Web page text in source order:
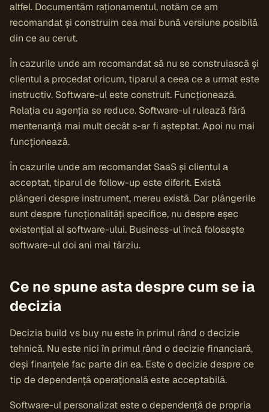
altfel. Documentăm raționamentul, notăm ce am
recomandat și construim cea mai bună versiune posibilă
din ce au cerut.
În cazurile unde am recomandat să nu se construiască și
clientul a procedat oricum, tiparul a ceea ce a urmat este
instructiv. Software-ul este construit. Funcționează.
Relația cu agenția se reduce. Software-ul rulează fără
mentenanță mai mult decât s-ar fi așteptat. Apoi nu mai
funcționează.
În cazurile unde am recomandat SaaS și clientul a
acceptat, tiparul de follow-up este diferit. Există
plângeri despre instrument, mereu există. Dar plângerile
sunt despre funcționalități specifice, nu despre eșec
existențial al software-ului. Business-ul încă folosește
software-ul doi ani mai târziu.
Ce ne spune asta despre cum se ia
decizia
Decizia build vs buy nu este în primul rând o decizie
tehnică. Nu este nici în primul rând o decizie financiară,
deși finanțele fac parte din ea. Este o decizie despre ce
tip de dependență operațională este acceptabilă.
Software-ul personalizat este o dependență de propria